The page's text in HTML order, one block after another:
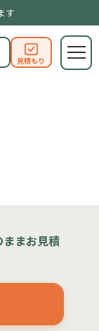
す
見積もり
まお見積